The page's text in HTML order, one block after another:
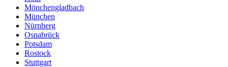
Mönchengladbach
München
Nürnberg
Osnabrück
Potsdam
Rostock
Stuttgart